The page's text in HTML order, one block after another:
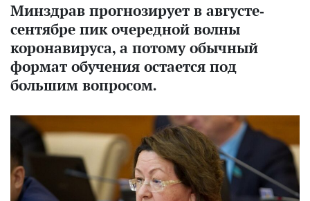
Минздрав прогнозирует в августе-
сентябре пик очередной волны
коронавируса, а потому обычный
формат обучения остается под
большим вопросом.